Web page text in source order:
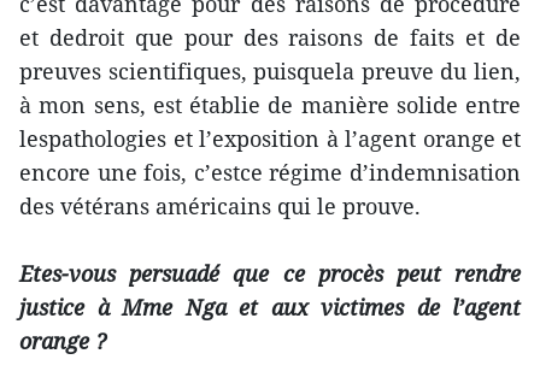
et dedroit que pour des raisons de faits et de
preuves scientifiques, puisquela preuve du lien,
à mon sens, est établie de manière solide entre
lespathologies et l’exposition à l’agent orange et
encore une fois, c’estce régime d’indemnisation
des vétérans américains qui le prouve.
Etes-vous persuadé que ce procès peut rendre
justice à Mme Nga et aux victimes de l’agent
orange ?